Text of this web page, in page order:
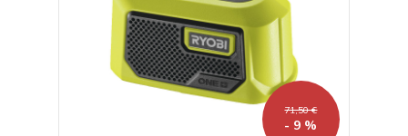
71,50 €
- 9 %